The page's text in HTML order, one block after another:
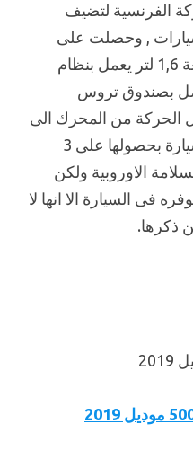
الفرنسية لتضيف
, وحصلت على
محرك من 4 اسطوانات بسعة 1,6 لتر يعمل بنظام
بصندوق تروس
ينقل الحركة من المحرك الى
العجلات الامامية , وتتميز السيارة بحصولها على 3
الاوروبية ولكن
فى السيارة الا انها لا
ذكرها.